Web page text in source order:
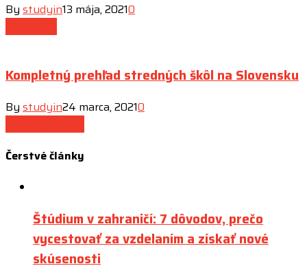
By studyin13 mája, 20210
Kompletný prehľad stredných škôl na Slovensku
By studyin24 marca, 20210
Čerstvéčlánky
Štúdium v zahraničí: 7 dôvodov, prečo
vycestovať za vzdelaním a získať nové
skúsenosti